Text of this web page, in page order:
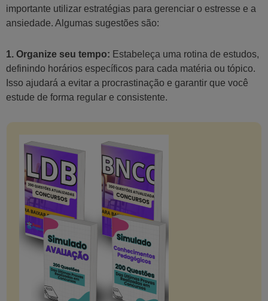
importante utilizar estratégias para gerenciar o estresse e a
ansiedade. Algumas sugestões são:
1. Organize seu tempo: Estabeleça uma rotina de estudos,
definindo horários específicos para cada matéria ou tópico.
Isso ajudará a evitar a procrastinação e garantir que você
estude de forma regular e consistente.